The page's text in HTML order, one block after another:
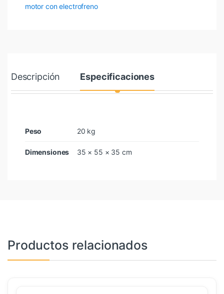
motor con electrofreno
Descripción Especificaciones
Peso 20 kg
Dimensiones 35 × 55 × 35 cm
Productos relacionados